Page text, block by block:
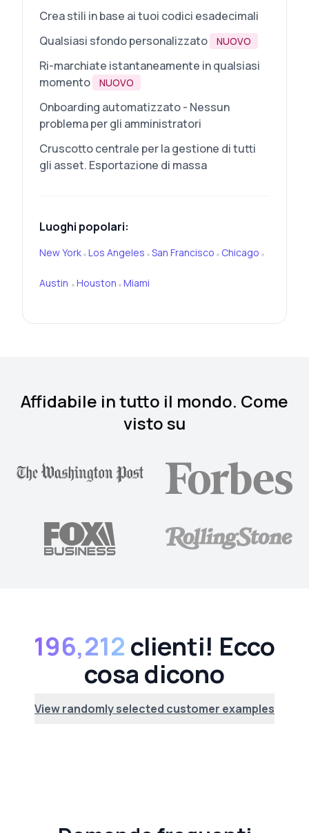
Crea stili in base ai tuoi codici esadecimali
Qualsiasi sfondo personalizzato
NUOVO
Ri-marchiate istantaneamente in qualsiasi
momento
NUOVO
Onboarding automatizzato - Nessun
problema per gli amministratori
Cruscotto centrale per la gestione di tutti
gli asset. Esportazione di massa
Luoghi popolari:
New York•Los Angeles •San Francisco • Chicago •
Austin •Houston •Miami
Affidabile in tutto il mondo. Come
visto su
196,212 clienti! Ecco
cosa dicono
View randomly selected customer examples